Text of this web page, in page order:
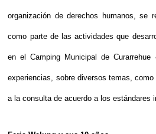
organización de derechos humanos, se
como parte de las actividades que
en el Camping Municipal de
experiencias, sobre diversos temas,
a la consulta de acuerdo a los estándares